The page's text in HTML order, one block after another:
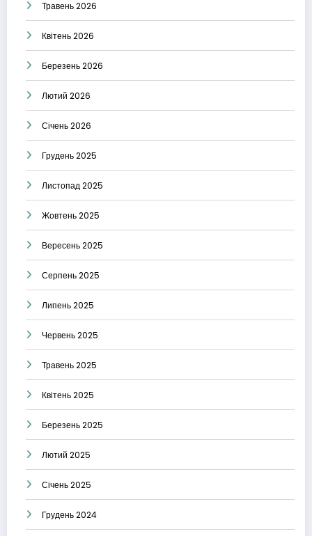
Травень 2026
Квітень 2026
Березень 2026
Лютий 2026
Січень 2026
Грудень 2025
Листопад 2025
Жовтень 2025
Вересень 2025
Серпень 2025
Липень 2025
Червень 2025
Травень 2025
Квітень 2025
Березень 2025
Лютий 2025
Січень 2025
Грудень 2024